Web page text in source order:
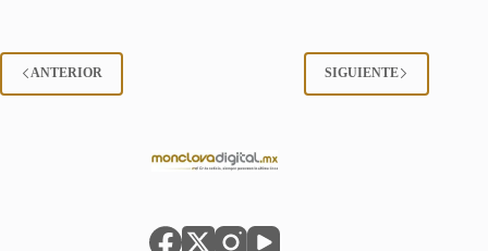
ANTERIOR SIGUIENTE